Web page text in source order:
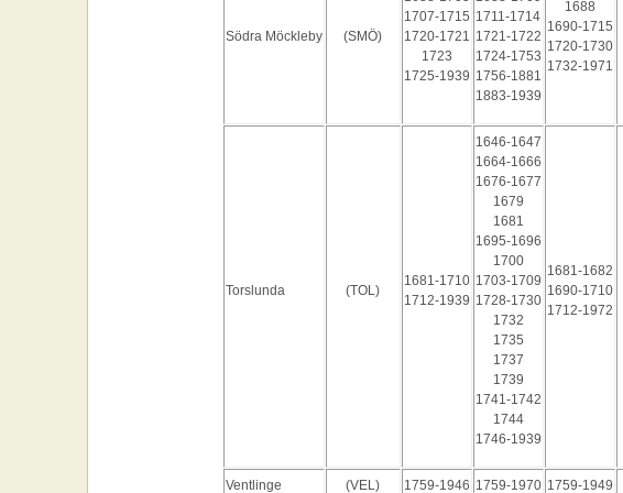
Södra Möckleby (SMÖ)
1707-1715
1720-1721
1723
1725-1939
1711-1714
1721-1722
1724-1753
1756-1881
1883-1939
1688
1690-1715
1720-1730
1732-1971
Torslunda (TOL)
1681-1710
1712-1939
1646-1647
1664-1666
1676-1677
1679
1681
1695-1696
1700
1703-1709
1728-1730
1732
1735
1737
1739
1741-1742
1744
1746-1939
1681-1682
1690-1710
1712-1972
Ventlinge (VEL) 1759-1946 1759-1970 1759-1949